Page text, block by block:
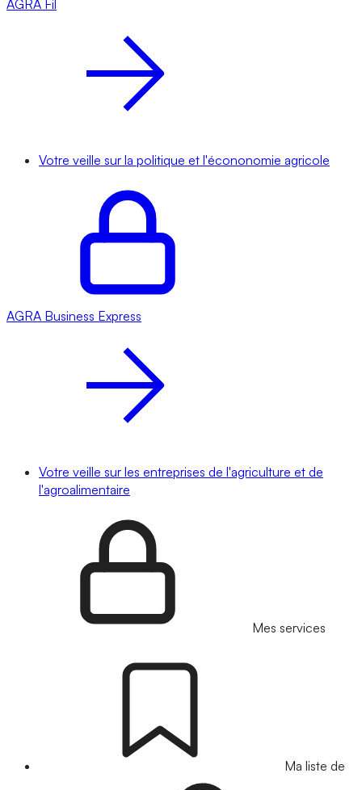
AGRA Fil
Votre veille sur la politique et l'écononomie agricole
AGRA Business Express
Votre veille sur les entreprises de l'agriculture et de
l'agroalimentaire
Mes services
Ma liste de